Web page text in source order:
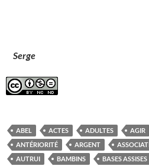
Serge
ABEL ACTES ADULTES AGIR
ANTÉRIORITÉ
ARGENT
AUTRUI
BAMBINS BASES ASSISES